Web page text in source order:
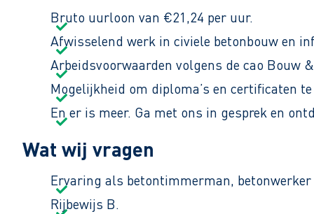
Bruto uurloon van €21,24 per uur.
Afwisselend werk in civiele betonbouw en
Arbeidsvoorwaarden volgens de cao Bouw
Mogelijkheid om diploma’s en certificaten
En er is meer. Ga met ons in gesprek en
Wat wij vragen
Ervaring als betontimmerman,
Rijbewijs B.